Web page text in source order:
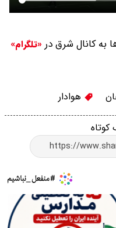
به کانال شرق در «تلگرام»
هوادار
کوتاه